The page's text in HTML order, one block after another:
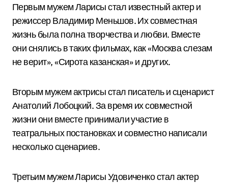
Первым мужем Ларисы стал известный актер и
режиссер Владимир Меньшов. Их совместная
жизнь была полна творчества и любви. Вместе
они снялись в таких фильмах, как «Москва слезам
не верит», «Сирота казанская» и других.
Вторым мужем актрисы стал писатель и сценарист
Анатолий Лобоцкий. За время их совместной
жизни они вместе принимали участие в
театральных постановках и совместно написали
несколько сценариев.
Третьим мужем Ларисы Удовиченко стал актер